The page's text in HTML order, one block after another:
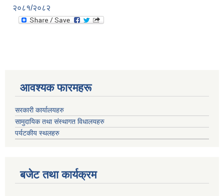
२०८१/२०८२
आवश्यक फारमहरू
सरकारी कार्यालयहरु
सामुदायिक तथा संस्थागत विधालयहरु
पर्यटकीय स्थलहरु
बजेट तथा कार्यक्रम